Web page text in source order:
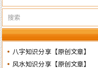
八字知识分享【原创文章】
风水知识分享【原创文章】